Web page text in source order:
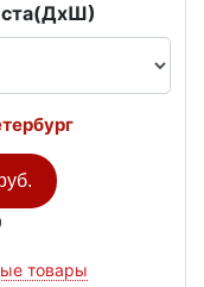
товары